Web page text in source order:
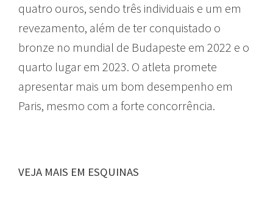
quatro ouros, sendo três individuais e um em
revezamento, além de ter conquistado o
bronze no mundial de Budapeste em 2022 e o
quarto lugar em 2023. O atleta promete
apresentar mais um bom desempenho em
Paris, mesmo com a forte concorrência.
VEJA MAIS EM ESQUINAS